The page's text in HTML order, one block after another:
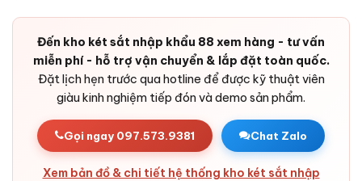
Ưu điểm Két sắt Liberty LB50 S9 Pro App
Wifi chính hãng
Két sắt Liberty LB50 S9 Pro App Wifi chính hãngsở hữu
thiết kế Gold Be sang trọng, két chịu lực nặng 70kg với cấu tạo
thép đúc đặc 2 lớp.
- Khóa thông minh Khóa vân tay điện tử + App Wifi + Khóa cơ
Đến kho két sắt nhập khẩu 88 xem hàng - tư vấn
miễn phí - hỗ trợ vận chuyển & lắp đặt toàn quốc.
Đặt lịch hẹn trước qua hotline để được kỹ thuật viên
giàu kinh nghiệm tiếp đón và demo sản phẩm.
Gọi ngay 097.573.9381 Chat Zalo
Xem bản đồ & chi tiết hệ thống kho két sắt nhập